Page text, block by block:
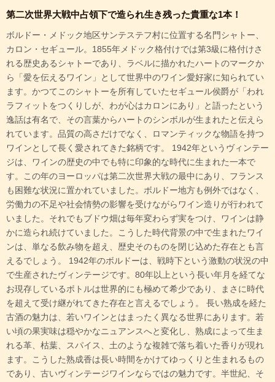
第二次世界大戦中占領下で造られ生き残った貴重な1本！
ボルドー・メドック地区サンテステフ村に位置する名門シャトー、
カロン・セギュール。1855年メドック格付けでは第3級に格付けさ
れる歴史あるシャトーであり、ラベルに描かれたハートのマークか
ら「愛を伝えるワイン」として世界中のワイン愛好家に知られてい
ます。かつてこのシャトーを所有していたセギュール侯爵が「われ
ラフィットをつくりしが、わが心はカロンにあり」と語ったという
逸話は有名で、その言葉からハートのシンボルが生まれたと伝えら
れています。品質の高さだけでなく、ロマンティックな物語を持つ
ワインとして長く愛されてきた銘柄です。 1942年というヴィンテー
ジは、ワインの歴史の中でも特に印象的な時代に生まれた一本で
す。この年のヨーロッパは第二次世界大戦の最中にあり、フランス
も困難な状況に置かれていました。ボルドー地方も例外ではなく、
労働力の不足や社会情勢の影響を受けながらワイン造りが行われて
いました。それでもブドウ畑は毎年変わらず実をつけ、ワインは静
かに造られ続けていました。こうした時代背景の中で生まれたワイ
ンは、単なる飲み物を超え、歴史そのものを閉じ込めた存在とも言
えるでしょう。 1942年のボルドーは、戦時下という激動の状況の中
で生産されたヴィンテージです。80年以上という長い年月を経てな
お現存しているボトルは世界的にも極めて希少であり、まさに時代
を超えて受け継がれてきた存在と言えるでしょう。 長い熟成を経た
古酒の魅力は、若いワインとはまったく異なる世界にあります。若
い頃の果実味は穏やかなニュアンスへと変化し、熟成によって生ま
れる革、枯葉、スパイス、土のような複雑で落ち着いた香りが現れ
ます。こうした熟成香は長い時間をかけてゆっくりと生まれるもの
であり、古いヴィンテージワインならではの魅力です。半世紀、そ